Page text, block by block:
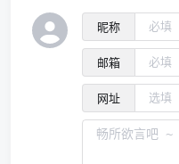
昵称
邮箱
网址